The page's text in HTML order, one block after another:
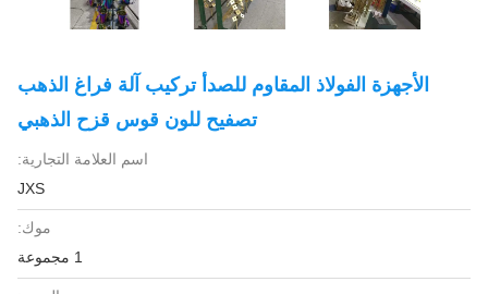
الأجهزة الفولاذ المقاوم للصدأ تركيب آلة فراغ الذهب
تصفيح للون قوس قزح الذهبي
اسم العلامة التجارية:
JXS
موك: